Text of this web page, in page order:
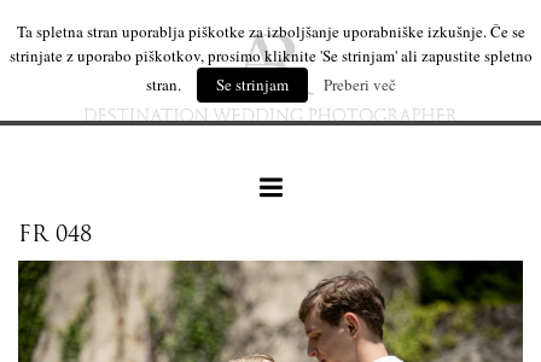
naše delo
FR 048
Ta spletna stran uporablja piškotke za izboljšanje uporabniške izkušnje. Če se
strinjate z uporabo piškotkov, prosimo kliknite 'Se strinjam' ali zapustite spletno
stran.
Se strinjam Preberi več